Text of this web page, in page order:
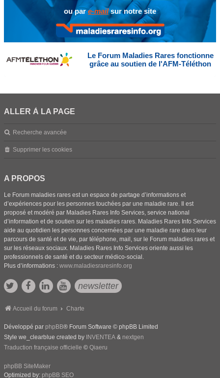
ou pare-mailsur notre site
Le Forum Maladies Rares fonctionne
grâce au soutien de l'AFM-Téléthon
ALLER À LA PAGE
Recherche avancée
Supprimer les cookies
A PROPOS
Le Forum maladies rares est un espace de partage d’informations et
d’expériences pour les personnes touchées par une maladie rare. Il est
proposé et modéré par Maladies Rares Info Services, service national
d’information et de soutien sur les maladies rares. Maladies Rares Info Services
aide au quotidien les personnes concernées par une maladie rare dans leur
parcours de santé et de vie, par téléphone, mail, sur le Forum maladies rares et
sur les réseaux sociaux. Maladies Rares Info Services oriente aussi les
professionnels de santé et du secteur médico-social.
Plus d’informations : www.maladiesraresinfo.org
newsletter
Accueil du forum Charte
Développé par phpBB® Forum Software © phpBB Limited
Style we_clearblue created by INVENTEA & nextgen
Traduction française officielle © Qiaeru
phpBB SiteMaker
Optimized by: phpBB SEO